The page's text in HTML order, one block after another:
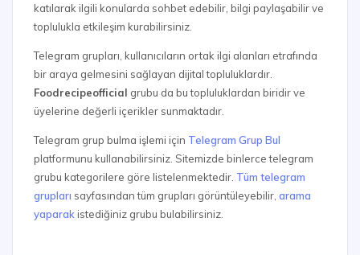
katılarak ilgili konularda sohbet edebilir, bilgi paylaşabilir ve
toplulukla etkileşim kurabilirsiniz.
Telegram grupları, kullanıcıların ortak ilgi alanları etrafında
bir araya gelmesini sağlayan dijital topluluklardır.
Foodrecipeofficial grubu da bu topluluklardan biridir ve
üyelerine değerli içerikler sunmaktadır.
Telegram grup bulma işlemi için Telegram Grup Bul
platformunu kullanabilirsiniz. Sitemizde binlerce telegram
grubu kategorilere göre listelenmektedir. Tüm telegram
grupları sayfasından tüm grupları görüntüleyebilir, arama
yaparak istediğiniz grubu bulabilirsiniz.